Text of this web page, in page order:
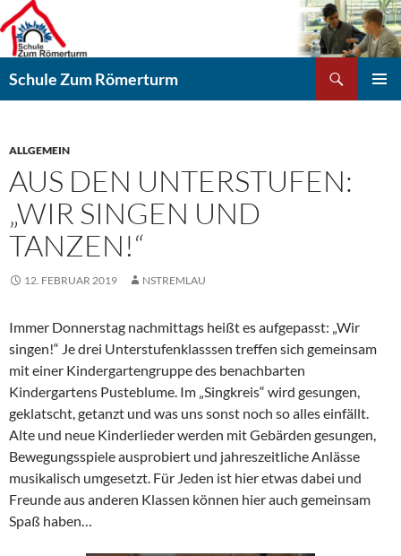
Zum
Inhalt
springen
Schule Zum Römerturm
ALLGEMEIN
AUS DEN UNTERSTUFEN:
„WIR SINGEN UND
TANZEN!“
12. FEBRUAR 2019 NSTREMLAU
Immer Donnerstag nachmittags heißt es aufgepasst: „Wir
singen!“ Je drei Unterstufenklasssen treffen sich gemeinsam
mit einer Kindergartengruppe des benachbarten
Kindergartens Pusteblume. Im „Singkreis“ wird gesungen,
geklatscht, getanzt und was uns sonst noch so alles einfällt.
Alte und neue Kinderlieder werden mit Gebärden gesungen,
Bewegungsspiele ausprobiert und jahreszeitliche Anlässe
musikalisch umgesetzt. Für Jeden ist hier etwas dabei und
Freunde aus anderen Klassen können hier auch gemeinsam
Spaß haben…